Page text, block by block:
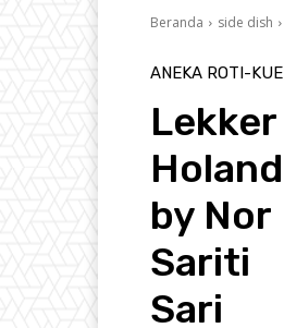
Beranda side dish
ANEKA ROTI-KUE
Lekker
Holand
by Nor
Sariti
Sari